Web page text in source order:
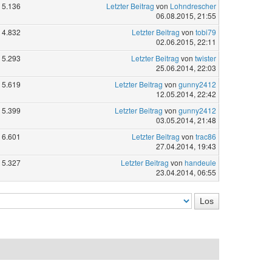
5.136 Letzter Beitrag von Lohndrescher
06.08.2015, 21:55
4.832 Letzter Beitrag von tobi79
02.06.2015, 22:11
5.293 Letzter Beitrag von twister
25.06.2014, 22:03
5.619 Letzter Beitrag von gunny2412
12.05.2014, 22:42
5.399 Letzter Beitrag von gunny2412
03.05.2014, 21:48
6.601 Letzter Beitrag von trac86
27.04.2014, 19:43
5.327 Letzter Beitrag von handeule
23.04.2014, 06:55